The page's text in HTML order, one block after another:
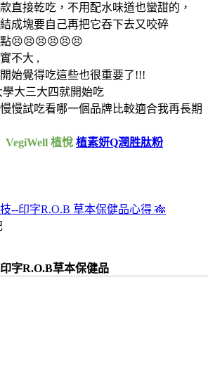
直接乾吃，不用配水味道也蠻甜的，
成塊要自己再把它吞下去又咬碎
😣😣😣😣😣😣
不大 ,
始覺得吃這些也很重要了!!!
大三大四就開始吃
慢試吃看哪一個品牌比較適合我再長期
VegiWell 植悅 植素妍Q潤胜肽粉
--印字R.O.B 草本保健品心得 🎋
字R.O.B草本保健品